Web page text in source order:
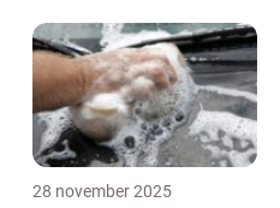
28 november 2025